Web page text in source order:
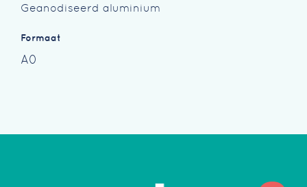
Geanodiseerd aluminium
Formaat
A0